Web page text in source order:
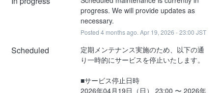
progress. We will provide updates as
necessary.
Posted 4months ago. Apr 19, 2026 -23:00 JST
Scheduled
定期メンテナンス実施のため、以下の通
り一時的にサービスを停止いたします。
■サービス停止日時
2026年04月19日（日） 23:00 〜 2026年